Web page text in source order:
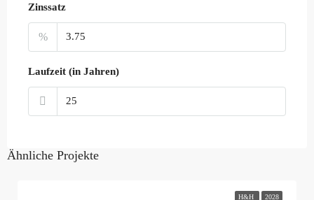
Zinssatz
%
Laufzeit (in Jahren)
Ähnliche Projekte
H&H 2028